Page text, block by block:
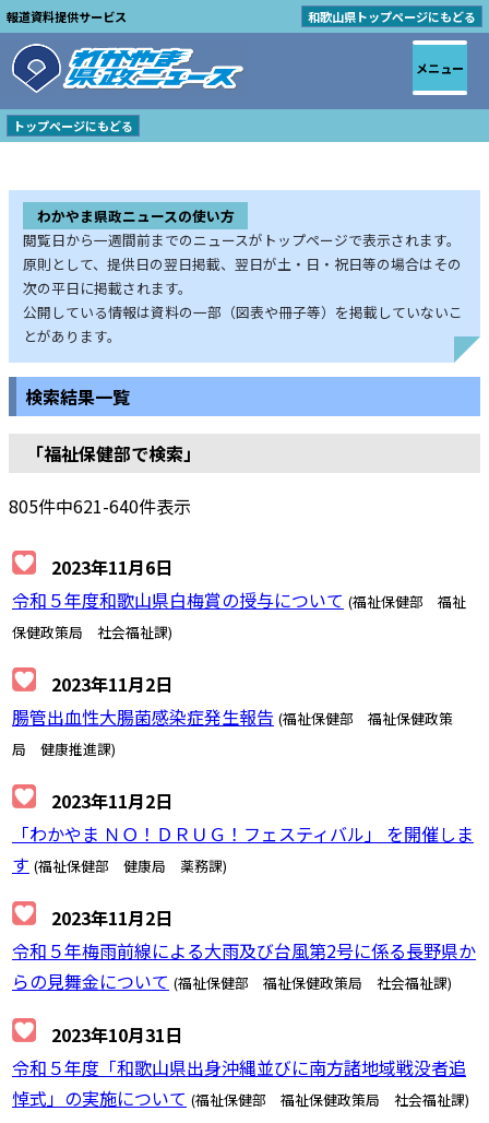
報道資料提供サービス 和歌山県トップページにもどる
トップページにもどる
わかやま県政ニュースの使い方
閲覧日から一週間前までのニュースがトップページで表示されます。
原則として、提供日の翌日掲載、翌日が土・日・祝日等の場合はその
次の平日に掲載されます。
公開している情報は資料の一部（図表や冊子等）を掲載していないこ
とがあります。
検索結果一覧
「福祉保健部で検索」
805件中621-640件表示
2023年11月6日
令和５年度和歌山県白梅賞の授与について (福祉保健部 福祉
保健政策局 社会福祉課)
2023年11月2日
腸管出血性大腸菌感染症発生報告 (福祉保健部 福祉保健政策
局 健康推進課)
2023年11月2日
「わかやま ＮＯ！ＤＲＵＧ！フェスティバル」 を開催しま
す (福祉保健部 健康局 薬務課)
2023年11月2日
令和５年梅雨前線による大雨及び台風第2号に係る長野県か
らの見舞金について (福祉保健部 福祉保健政策局 社会福祉課)
2023年10月31日
令和５年度「和歌山県出身沖縄並びに南方諸地域戦没者追
悼式」の実施について (福祉保健部 福祉保健政策局 社会福祉課)
メニュー